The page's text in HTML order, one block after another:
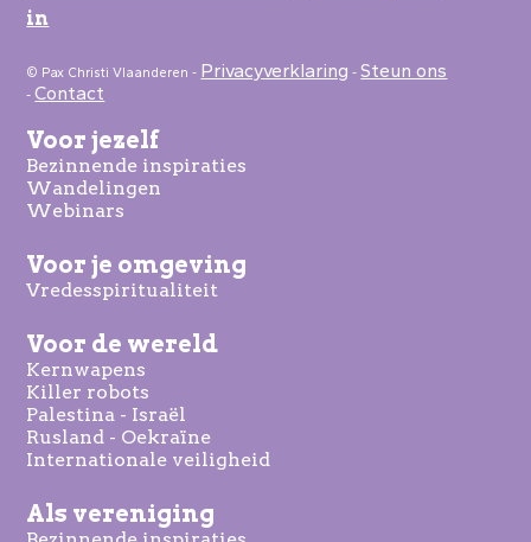
in
© Pax Christi Vlaanderen - Privacyverklaring -Steun ons
-Contact
Voor jezelf
Bezinnende inspiraties
Wandelingen
Webinars
Voor je omgeving
Vredesspiritualiteit
Voor de wereld
Kernwapens
Killer robots
Palestina - Israël
Rusland - Oekraïne
Internationale veiligheid
Als vereniging